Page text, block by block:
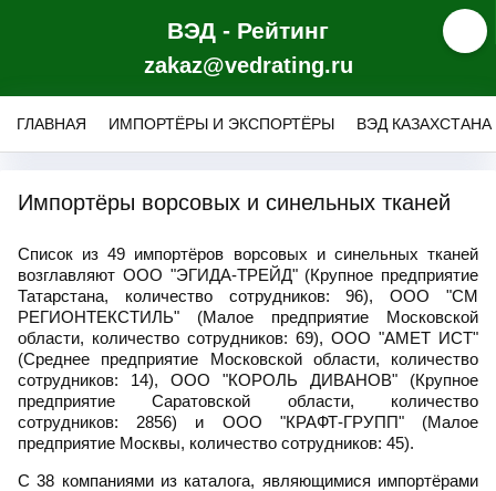
ВЭД - Рейтинг
zakaz@vedrating.ru
ГЛАВНАЯ ИМПОРТЁРЫ И ЭКСПОРТЁРЫ ВЭД КАЗАХСТАНА
Импортёры ворсовых и синельных тканей
Список из 49 импортёров ворсовых и синельных тканей
возглавляют ООО "ЭГИДА-ТРЕЙД" (Крупное предприятие
Татарстана, количество сотрудников: 96), ООО "СМ
РЕГИОНТЕКСТИЛЬ" (Малое предприятие Московской
области, количество сотрудников: 69), ООО "АМЕТ ИСТ"
(Среднее предприятие Московской области, количество
сотрудников: 14), ООО "КОРОЛЬ ДИВАНОВ" (Крупное
предприятие Саратовской области, количество
сотрудников: 2856) и ООО "КРАФТ-ГРУПП" (Малое
предприятие Москвы, количество сотрудников: 45).
С 38 компаниями из каталога, являющимися импортёрами